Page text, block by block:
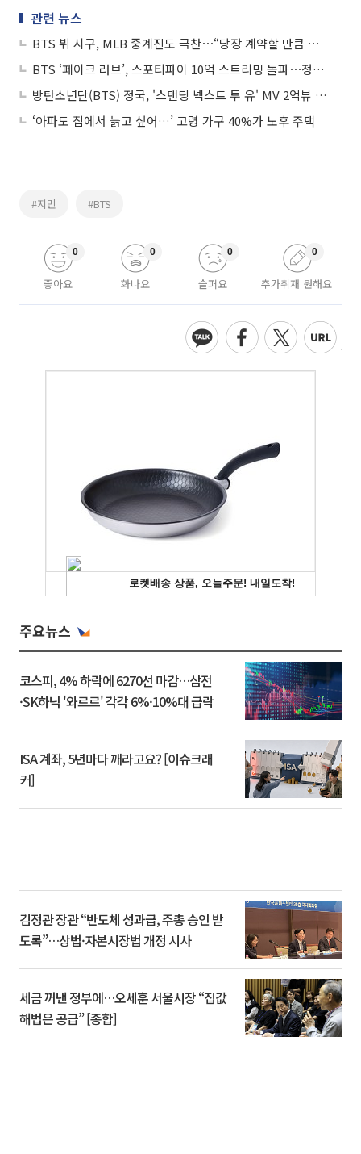
관련 뉴스
BTS 뷔 시구, MLB 중계진도 극찬⋯“당장 계약할 만큼 멋진 변화구”
BTS ‘페이크 러브’, 스포티파이 10억 스트리밍 돌파⋯정국도 겹경사
방탄소년단(BTS) 정국, '스탠딩 넥스트 투 유' MV 2억뷰 돌파
‘아파도 집에서 늙고 싶어…’ 고령 가구 40%가 노후 주택
#지민 #BTS
좋아요
0
화나요
0
슬퍼요
0
추가취재 원해요
0
주요뉴스
코스피, 4% 하락에 6270선 마감…삼전
·SK하닉 '와르르' 각각 6%·10%대 급락
ISA 계좌, 5년마다 깨라고요? [이슈크래
커]
김정관 장관 “반도체 성과급, 주총 승인 받
도록”…상법·자본시장법 개정 시사
세금 꺼낸 정부에…오세훈 서울시장 “집값
해법은 공급” [종합]